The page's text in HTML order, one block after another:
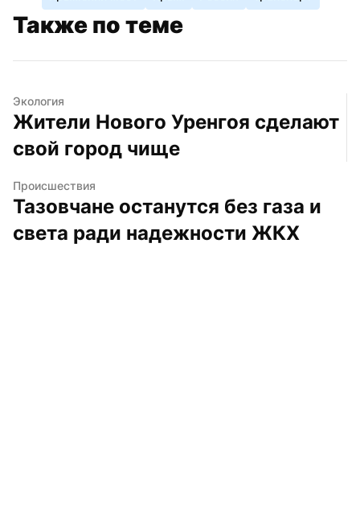
Также по теме
Экология
Жители Нового Уренгоя сделают
свой город чище
Происшествия
Тазовчане останутся без газа и
света ради надежности ЖКХ